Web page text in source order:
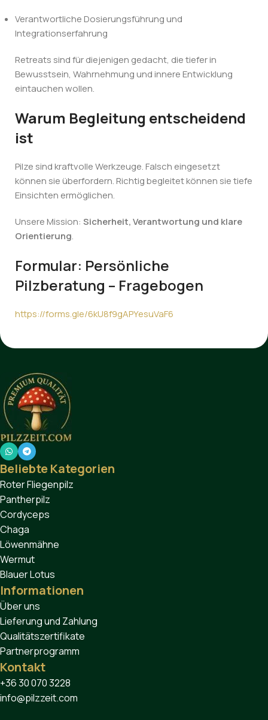
Verantwortliche Dosierungsführung und
Integrationserfahrung
Retreats sind für diejenigen gedacht, die tiefer in
Bewusstsein, Wahrnehmung und innere Entwicklung
eintauchen wollen.
Warum Begleitung entscheidend
ist
Pilze sind kraftvolle Werkzeuge. Falsch eingesetzt
können sie überfordern. Richtig begleitet können sie tiefe
Einsichten ermöglichen.
Unsere Mission: Sicherheit, Verantwortung und klare
Orientierung.
Formular: Persönliche
Pilzberatung – Fragebogen
https://forms.gle/6kU8f9gAPYesuVaF6
Beliebte Kategorien
Roter Fliegenpilz
Pantherpilz
Cordyceps
Chaga
Löwenmähne
Wermut
Blauer Lotus
Informationen
Über uns
Lieferung und Zahlung
Qualitätszertifikate
Partnerprogramm
Kontakt
+36 30 070 3228
info@pilzzeit.com